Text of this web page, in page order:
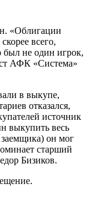
«Облигации
всего,
не один игрок,
АФК «Система»
в выкупе,
отказался,
источник
выкупить весь
он мог
старший
Бизиков.